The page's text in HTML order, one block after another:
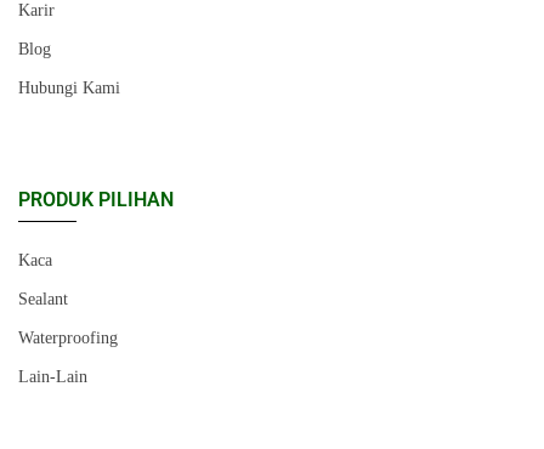
Karir
Blog
Hubungi Kami
PRODUK PILIHAN
Kaca
Sealant
Waterproofing
Lain-Lain